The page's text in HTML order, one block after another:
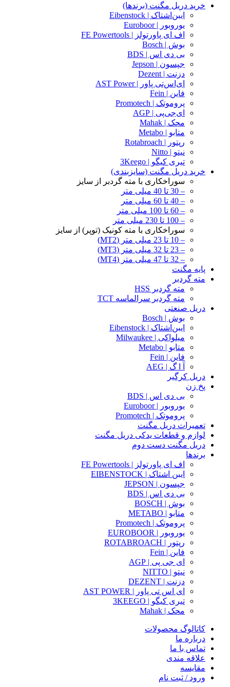
خرید دریل مگنت (برندها)
ایبن‌اشتاک | Eibenstock
یوروبور | Euroboor
اف ای پاورتولز | FE Powertools
بوش | Bosch
بی دی اس | BDS
جپسون | Jepson
دزنت | Dezent
ای‌اس‌تی پاور | AST Power
فاین | Fein
پروموتک | Promotech
ای‌جی‌پی | AGP
محک | Mahak
متابو | Metabo
رپتور | Rotabroach
نیتو | Nitto
تیری کیگو | 3Keego
خرید دریل مگنت (سایزبندی)
سوراخکاری با مته گردبر از سایز
– 30 تا 40 میلی متر
– 40 تا 60 میلی متر
– 60 تا 100 میلی متر
– 100 تا 230 میلی متر
سوراخکاری با مته کونیک (توپر) از سایز
– 10 تا 23 میلی متر (MT2)
– 23 تا 32 میلی متر (MT3)
– 32 تا 47 میلی متر (MT4)
پایه مگنت
مته گردبر
مته گردبر HSS
مته گردبر سرالماسه TCT
دریل صنعتی
بوش | Bosch
ایبن‌اشتاک | Eibenstock
میلواکی | Milwaukee
متابو | Metabo
فاین | Fein
آ ا گ | AEG
دریل کرگیر
پخ زن
بی دی اس | BDS
یوروبور | Euroboor
پروموتک | Promotech
تعمیرات دریل مگنت
لوازم و قطعات یدکی دریل مگنت
دریل مگنت دست دوم
برندها
اف ای پاورتولز | FE Powertools
ایبن اشتاک | EIBENSTOCK
جپسون | JEPSON
بی دی اس | BDS
بوش | BOSCH
متابو | METABO
پروموتک | Promotech
یوروبور | EUROBOOR
رپتور | ROTABROACH
فاین | Fein
ای جی پی | AGP
نیتو | NITTO
دزنت | DEZENT
ای اس تی پاور | AST POWER
تیری کیگو | 3KEEGO
محک | Mahak
کاتالوگ محصولات
درباره ما
تماس با ما
علاقه مندی
مقایسه
ورود / ثبت نام